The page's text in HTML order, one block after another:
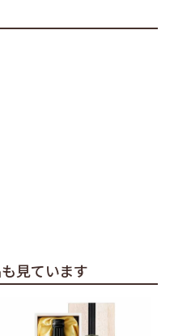
見ています